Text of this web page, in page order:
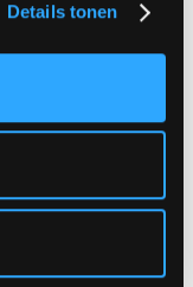
Details tonen